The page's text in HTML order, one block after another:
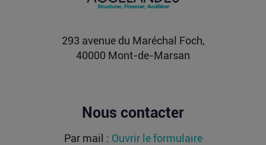
293 avenue du Maréchal Foch,
40000 Mont-de-Marsan
Nous contacter
Par mail : Ouvrir le formulaire